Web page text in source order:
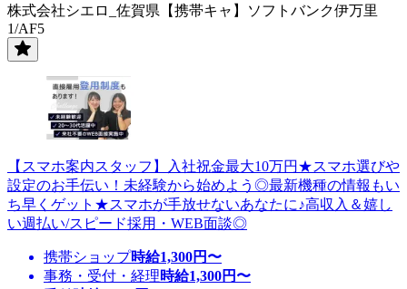
株式会社シエロ_佐賀県【携帯キャ】ソフトバンク伊万里
1/AF5
【スマホ案内スタッフ】入社祝金最大10万円★スマホ選びや
設定のお手伝い！未経験から始めよう◎最新機種の情報もい
ち早くゲット★スマホが手放せないあなたに♪高収入＆嬉し
い週払い/スピード採用・WEB面談◎
携帯ショップ時給1,300円〜
事務・受付・経理時給1,300円〜